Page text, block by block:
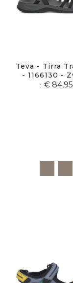
Teva - Tirra
- 1166130 -
€ 84,95